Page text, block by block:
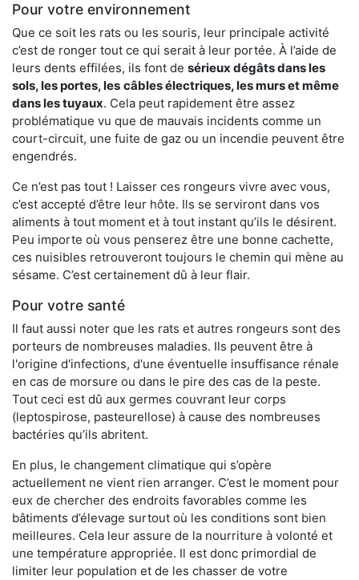
Pour votre environnement
Que ce soit les rats ou les souris, leur principale activité
c’est de ronger tout ce qui serait à leur portée. À l’aide de
leurs dents effilées, ils font de sérieux dégâts dans les
sols, les portes, les câbles électriques, les murs et même
dans les tuyaux. Cela peut rapidement être assez
problématique vu que de mauvais incidents comme un
court-circuit, une fuite de gaz ou un incendie peuvent être
engendrés.
Ce n’est pas tout ! Laisser ces rongeurs vivre avec vous,
c’est accepté d’être leur hôte. Ils se serviront dans vos
aliments à tout moment et à tout instant qu’ils le désirent.
Peu importe où vous penserez être une bonne cachette,
ces nuisibles retrouveront toujours le chemin qui mène au
sésame. C’est certainement dû à leur flair.
Pour votre santé
Il faut aussi noter que les rats et autres rongeurs sont des
porteurs de nombreuses maladies. Ils peuvent être à
l'origine d'infections, d'une éventuelle insuffisance rénale
en cas de morsure ou dans le pire des cas de la peste.
Tout ceci est dû aux germes couvrant leur corps
(leptospirose, pasteurellose) à cause des nombreuses
bactéries qu’ils abritent.
En plus, le changement climatique qui s’opère
actuellement ne vient rien arranger. C’est le moment pour
eux de chercher des endroits favorables comme les
bâtiments d’élevage surtout où les conditions sont bien
meilleures. Cela leur assure de la nourriture à volonté et
une température appropriée. Il est donc primordial de
limiter leur population et de les chasser de votre